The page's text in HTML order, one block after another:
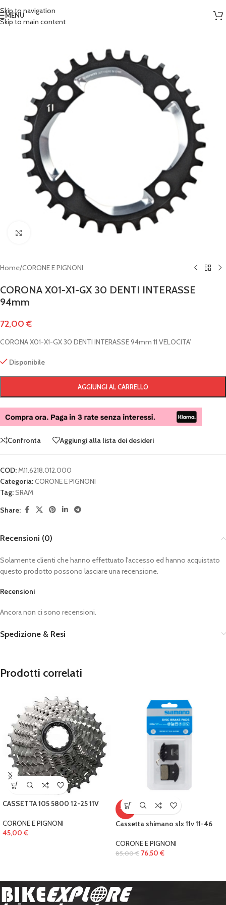
Skip to navigation
Skip to main content
MENU
Home/CORONE E PIGNONI
CORONA X01-X1-GX 30 DENTI INTERASSE
94mm
72,00€
CORONA X01-X1-GX 30 DENTI INTERASSE 94mm 11 VELOCITA’
Disponibile
AGGIUNGI AL CARRELLO
Confronta Aggiungi alla lista dei desideri
COD:M11.6218.012.000
Categoria:CORONE E PIGNONI
Tag:SRAM
Share:
Recensioni (0)
Recensioni
Ancora non ci sono recensioni.
Solamente clienti che hanno effettuato l'accesso ed hanno acquistato
questo prodotto possono lasciare una recensione.
Spedizione & Resi
Prodotti correlati
CASSETTA 105 5800 12-25 11V
CORONE E PIGNONI
45,00 €
-10%
Cassetta shimano slx 11v 11-46
CORONE E PIGNONI
85,00€ 76,50 €